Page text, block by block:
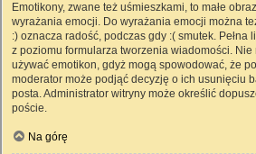
Emotikony, zwane też uśmieszkami, to małe
wyrażania emocji. Do wyrażania emocji można
:) oznacza radość, podczas gdy :( smutek. Pełna
z poziomu formularza tworzenia wiadomości.
używać emotikon, gdyż mogą spowodować, że
moderator może podjąć decyzję o ich usunięciu
posta. Administrator witryny może określić
poście.
Na górę